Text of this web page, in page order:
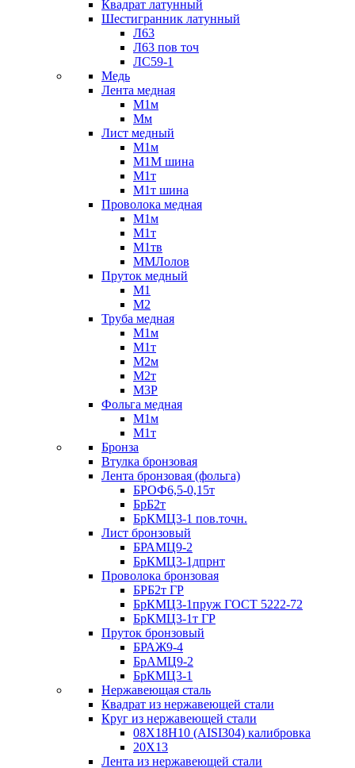
Квадрат латунный
Шестигранник латунный
Л63
Л63 пов точ
ЛС59-1
Медь
Лента медная
М1м
Мм
Лист медный
М1м
М1М шина
М1т
М1т шина
Проволока медная
М1м
М1т
М1тв
ММЛолов
Пруток медный
М1
М2
Труба медная
М1м
М1т
М2м
М2т
М3Р
Фольга медная
М1м
М1т
Бронза
Втулка бронзовая
Лента бронзовая (фольга)
БРОФ6,5-0,15т
БрБ2т
БрКМЦ3-1 пов.точн.
Лист бронзовый
БРАМЦ9-2
БрКМЦ3-1дпрнт
Проволока бронзовая
БРБ2т ГР
БрКМЦ3-1пруж ГОСТ 5222-72
БрКМЦ3-1т ГР
Пруток бронзовый
БРАЖ9-4
БрАМЦ9-2
БрКМЦ3-1
Нержавеющая сталь
Квадрат из нержавеющей стали
Круг из нержавеющей стали
08Х18Н10 (AISI304) калибровка
20Х13
Лента из нержавеющей стали